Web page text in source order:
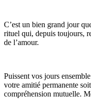
C’est un bien grand jour
rituel qui, depuis toujours,
de l’amour.
Puissent vos jours
votre amitié permanente
compréhension mutuelle.